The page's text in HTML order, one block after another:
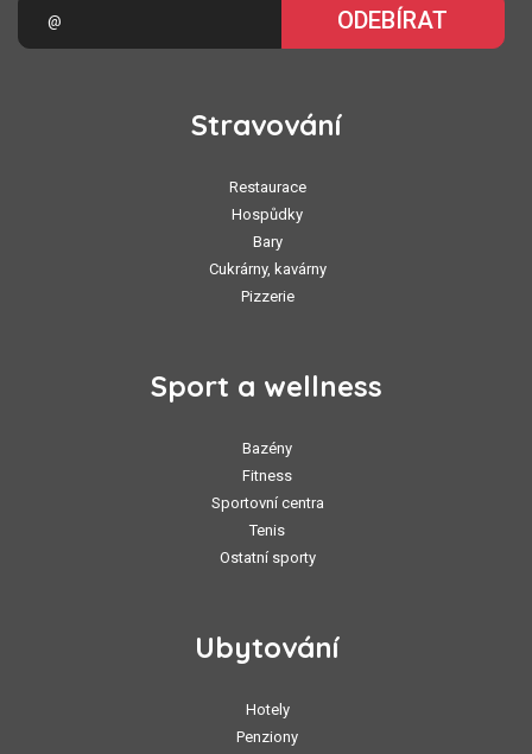
ODEBÍRAT
Stravování
Restaurace
Hospůdky
Bary
Cukrárny, kavárny
Pizzerie
Sport a wellness
Bazény
Fitness
Sportovní centra
Tenis
Ostatní sporty
Ubytování
Hotely
Penziony